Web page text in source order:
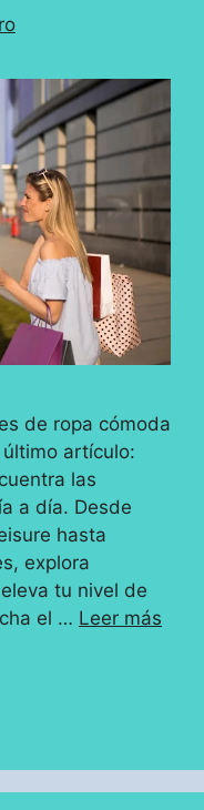
de ropa cómoda
artículo:
las
a día. Desde
hasta
explora
tu nivel de
el … Leer más